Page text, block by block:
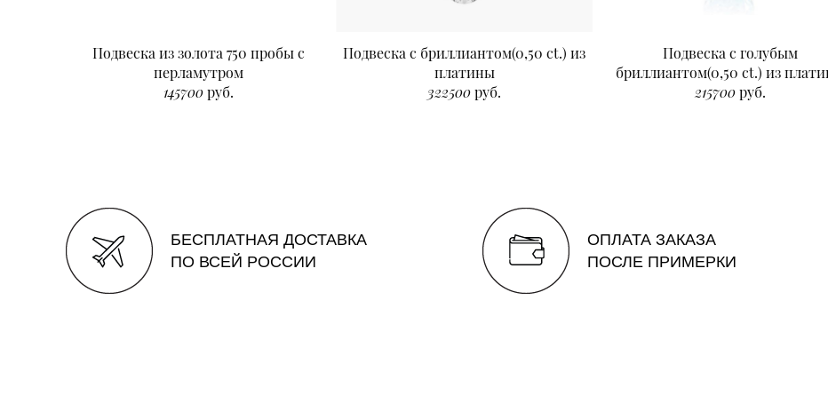
Подвеска из золота 750 пробы с
перламутром
145700руб.
Подвеска с бриллиантом(0,50 ct.) из
платины
322500руб.
Подвеска с голубым
бриллиантом(0,50 ct.) из
215700руб.
БЕСПЛАТНАЯ ДОСТАВКА
ПО ВСЕЙ РОССИИ
ОПЛАТА ЗАКАЗА
ПОСЛЕ ПРИМЕРКИ